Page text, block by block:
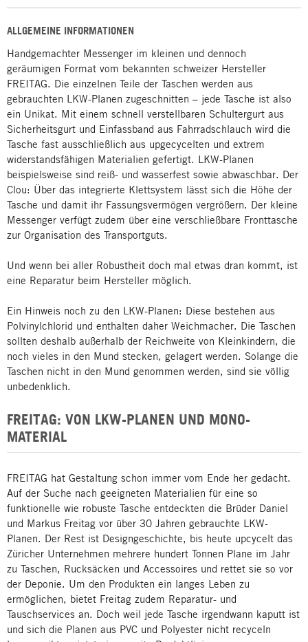
ALLGEMEINE INFORMATIONEN
Handgemachter Messenger im kleinen und dennoch
geräumigen Format vom bekannten schweizer Hersteller
FREITAG. Die einzelnen Teile der Taschen werden aus
gebrauchten LKW-Planen zugeschnitten – jede Tasche ist also
ein Unikat. Mit einem schnell verstellbaren Schultergurt aus
Sicherheitsgurt und Einfassband aus Fahrradschlauch wird die
Tasche fast ausschließlich aus upgecycelten und extrem
widerstandsfähigen Materialien gefertigt. LKW-Planen
beispielsweise sind reiß- und wasserfest sowie abwaschbar. Der
Clou: Über das integrierte Klettsystem lässt sich die Höhe der
Tasche und damit ihr Fassungsvermögen vergrößern. Der kleine
Messenger verfügt zudem über eine verschließbare Fronttasche
zur Organisation des Transportguts.
Und wenn bei aller Robustheit doch mal etwas dran kommt, ist
eine Reparatur beim Hersteller möglich.
Ein Hinweis noch zu den LKW-Planen: Diese bestehen aus
Polvinylchlorid und enthalten daher Weichmacher. Die Taschen
sollten deshalb außerhalb der Reichweite von Kleinkindern, die
noch vieles in den Mund stecken, gelagert werden. Solange die
Taschen nicht in den Mund genommen werden, sind sie völlig
unbedenklich.
FREITAG: VON LKW-PLANEN UND MONO-
MATERIAL
FREITAG hat Gestaltung schon immer vom Ende her gedacht.
Auf der Suche nach geeigneten Materialien für eine so
funktionelle wie robuste Tasche entdeckten die Brüder Daniel
und Markus Freitag vor über 30 Jahren gebrauchte LKW-
Planen. Der Rest ist Designgeschichte, bis heute upcycelt das
Züricher Unternehmen mehrere hundert Tonnen Plane im Jahr
zu Taschen, Rucksäcken und Accessoires und rettet sie so vor
der Deponie. Um den Produkten ein langes Leben zu
ermöglichen, bietet Freitag zudem Reparatur- und
Tauschservices an. Doch weil jede Tasche irgendwann kaputt ist
und sich die Planen aus PVC und Polyester nicht recyceln